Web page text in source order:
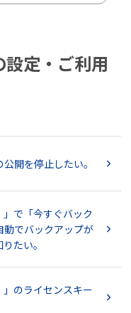
定・ご利用
開を停止したい。
」で「今すぐバック
動でバックアップが
たい。
」のライセンスキー